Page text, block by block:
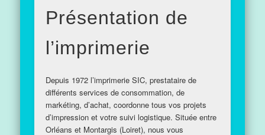
Présentation de
l’imprimerie
Depuis 1972 l’imprimerie SIC, prestataire de
différents services de consommation, de
markéting, d’achat, coordonne tous vos projets
d’impression et votre suivi logistique. Située entre
Orléans et Montargis (Loiret), nous vous